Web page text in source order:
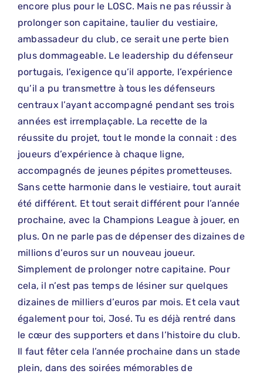
encore plus pour le LOSC. Mais ne pas réussir à
prolonger son capitaine, taulier du vestiaire,
ambassadeur du club, ce serait une perte bien
plus dommageable. Le leadership du défenseur
portugais, l’exigence qu’il apporte, l’expérience
qu’il a pu transmettre à tous les défenseurs
centraux l’ayant accompagné pendant ses trois
années est irremplaçable. La recette de la
réussite du projet, tout le monde la connait : des
joueurs d’expérience à chaque ligne,
accompagnés de jeunes pépites prometteuses.
Sans cette harmonie dans le vestiaire, tout aurait
été différent. Et tout serait différent pour l’année
prochaine, avec la Champions League à jouer, en
plus. On ne parle pas de dépenser des dizaines de
millions d’euros sur un nouveau joueur.
Simplement de prolonger notre capitaine. Pour
cela, il n’est pas temps de lésiner sur quelques
dizaines de milliers d’euros par mois. Et cela vaut
également pour toi, José. Tu es déjà rentré dans
le cœur des supporters et dans l’histoire du club.
Il faut fêter cela l’année prochaine dans un stade
plein, dans des soirées mémorables de